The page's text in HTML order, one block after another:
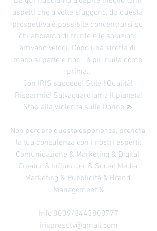
aspetti che a volte sfuggono, da questa
prospettiva è possibile concentrarsi su
chi abbiamo di fronte e le soluzioni
arrivano veloci. Dopo una stretta di
mano si parte e non.. è più nulla come
prima..
Con IRIS succede! Stile ! Qualità!
Risparmio! Salvaguardiamo il pianeta!
Stop alla Violenza sulle Donne 👠
Non perdere questa esperienza, prenota
la tua consulenza con i nostri esperti:
Comunicazione & Marketing & Digital
Creator & Influencer & Social Media
Marketing & Pubblicità & Brand
Management &
Info 0039/3443800777
irispresstv@gmail.com